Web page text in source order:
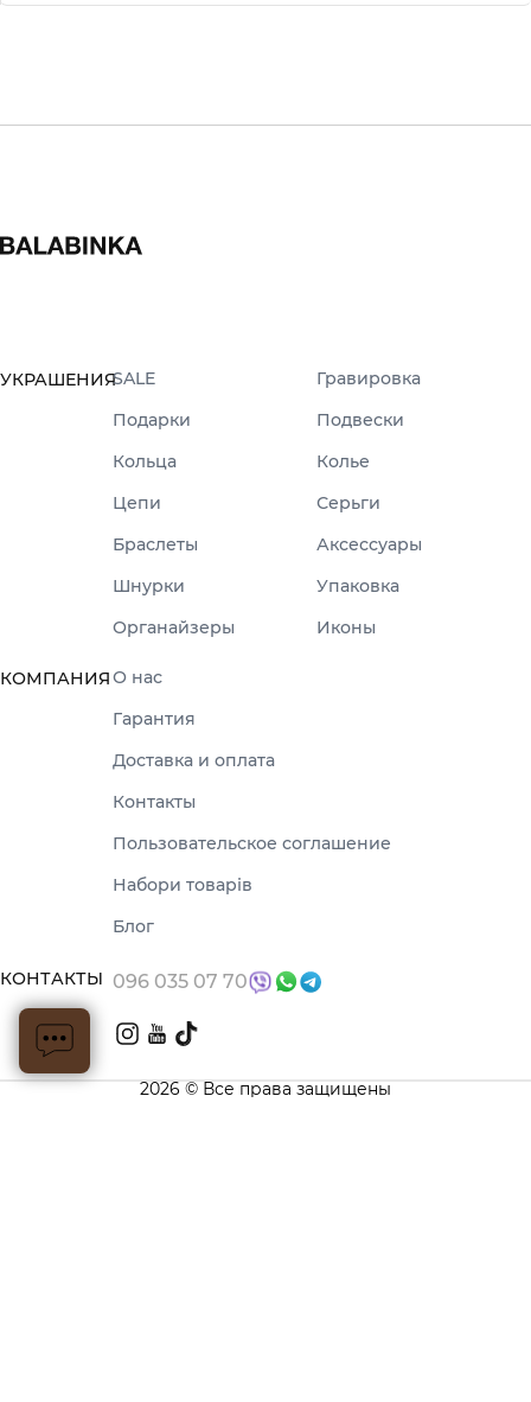
УКРАШЕНИЯSALE
Гравировка
Подарки
Подвески
Кольца
Колье
Цепи
Серьги
Браслеты
Аксессуары
Шнурки
Упаковка
Органайзеры
Иконы
КОМПАНИЯО нас
Гарантия
Доставка и оплата
Контакты
Пользовательское соглашение
Набори товарів
Блог
КОНТАКТЫ 096 035 07 70
2026 © Все права защищены